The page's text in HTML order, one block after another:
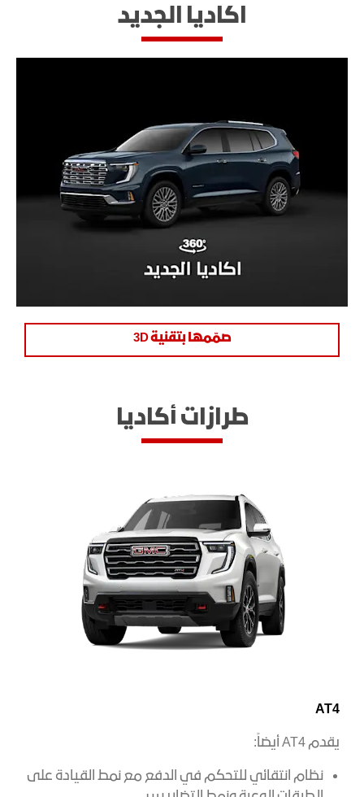
اكاديا الجديد
صمّمها بتقنية 3D
طرازات أكاديا
AT4
يقدم AT4 أيضاً:
نظام انتقائي للتحكم في الدفع مع نمط القيادة على